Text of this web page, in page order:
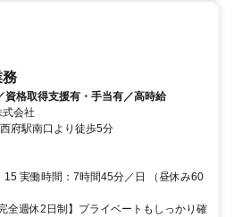
務
格取得支援有・手当有／高時給
会社
府駅南口より徒歩5分
実働時間：7時間45分／日 （昼休み60
全週休2日制】プライベートもしっかり確